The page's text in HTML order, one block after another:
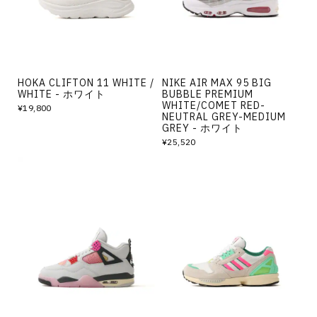
HOKA CLIFTON 11 WHITE /
WHITE - ホワイト
¥19,800
NIKE AIR MAX 95 BIG
BUBBLE PREMIUM
WHITE/COMET RED-
NEUTRAL GREY-MEDIUM
GREY - ホワイト
¥25,520